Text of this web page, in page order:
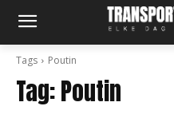
Tags Poutin
Tag:Poutin